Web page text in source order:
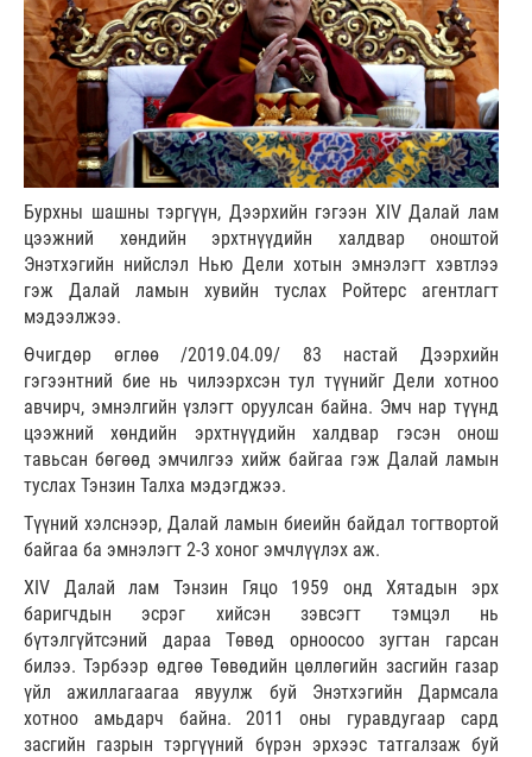
Бурхны шашны тэргүүн, Дээрхийн гэгээн XIV Далай лам
цээжний хөндийн эрхтнүүдийн халдвар оноштой
Энэтхэгийн нийслэл Нью Дели хотын эмнэлэгт хэвтлээ
гэж Далай ламын хувийн туслах Ройтерс агентлагт
мэдээлжээ.
Өчигдөр өглөө /2019.04.09/ 83 настай Дээрхийн
гэгээнтний бие нь чилээрхсэн тул түүнийг Дели хотноо
авчирч, эмнэлгийн үзлэгт оруулсан байна. Эмч нар түүнд
цээжний хөндийн эрхтнүүдийн халдвар гэсэн онош
тавьсан бөгөөд эмчилгээ хийж байгаа гэж Далай ламын
туслах Тэнзин Талха мэдэгджээ.
Түүний хэлснээр, Далай ламын биеийн байдал тогтвортой
байгаа ба эмнэлэгт 2-3 хоног эмчлүүлэх аж.
XIV Далай лам Тэнзин Гяцо 1959 онд Хятадын эрх
баригчдын эсрэг хийсэн зэвсэгт тэмцэл нь
бүтэлгүйтсэний дараа Төвөд орноосоо зугтан гарсан
билээ. Тэрбээр өдгөө Төвөдийн цөллөгийн засгийн газар
үйл ажиллагаагаа явуулж буй Энэтхэгийн Дармсала
хотноо амьдарч байна. 2011 оны гуравдугаар сард
засгийн газрын тэргүүний бүрэн эрхээс татгалзаж буй